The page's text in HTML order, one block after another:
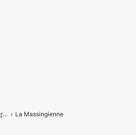
Calendrier des courses › La Massingienne